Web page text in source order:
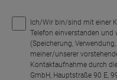
Ich/Wir bin/sind mit einer
Telefon einverstanden
(Speicherung,
meiner/unserer
Kontaktaufnahme durch
GmbH, Hauptstraße 90 E,